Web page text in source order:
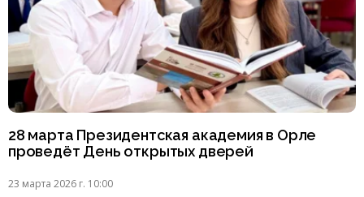
28 марта Президентская академия в Орле
проведёт День открытых дверей
23 марта 2026 г. 10:00